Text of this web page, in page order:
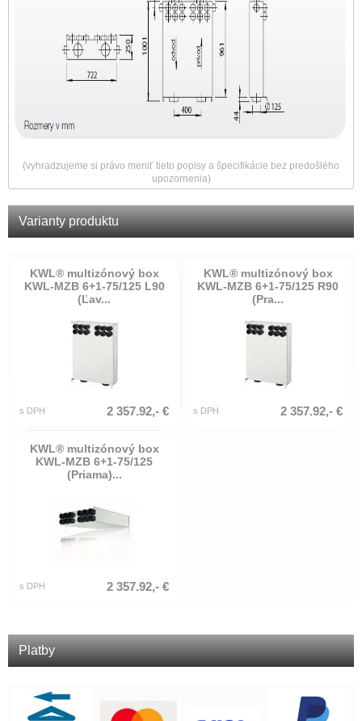
Platby
(vyhradzujeme si právo meniť tieto popisy a špecifikácie bez predošlého
upozornenia)
Varianty produktu
KWL® multizónový box
KWL-MZB 6+1-75/125 L90
(Ľav...
s DPH 2 357.92,- €
KWL® multizónový box
KWL-MZB 6+1-75/125 R90
(Pra...
s DPH 2 357.92,- €
KWL® multizónový box
KWL-MZB 6+1-75/125
(Priama)...
s DPH 2 357.92,- €